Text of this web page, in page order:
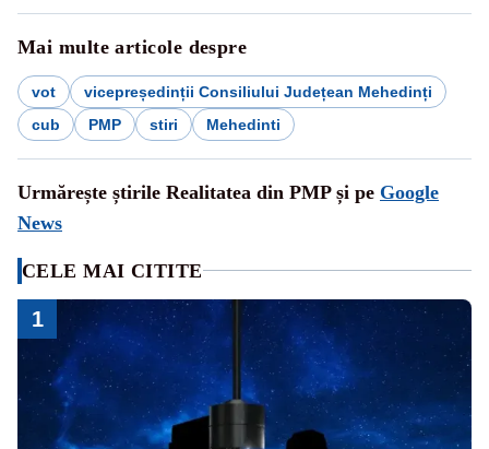
Mai multe articole despre
vot
vicepreședinții Consiliului Județean Mehedinți
cub
PMP stiri Mehedinti
Urmărește știrile Realitatea din PMP și pe Google
News
CELE MAI CITITE
1